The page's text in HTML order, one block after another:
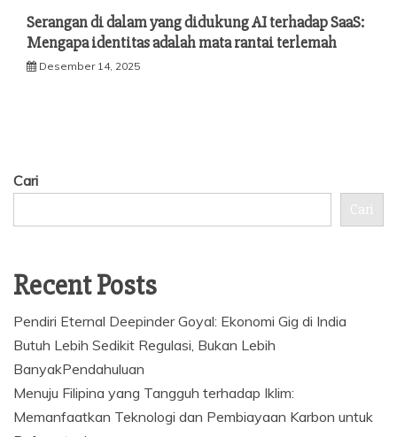
Serangan di dalam yang didukung AI terhadap SaaS:
Mengapa identitas adalah mata rantai terlemah
Desember 14, 2025
Cari
Cari
Recent Posts
Pendiri Eternal Deepinder Goyal: Ekonomi Gig di India
Butuh Lebih Sedikit Regulasi, Bukan Lebih
BanyakPendahuluan
Menuju Filipina yang Tangguh terhadap Iklim:
Memanfaatkan Teknologi dan Pembiayaan Karbon untuk